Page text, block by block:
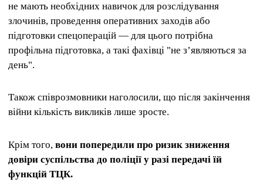
не мають необхідних навичок для розслідування
злочинів, проведення оперативних заходів або
підготовки спецоперацій — для цього потрібна
профільна підготовка, а такі фахівці "не з’являються за
день".
Також співрозмовники наголосили, що після закінчення
війни кількість викликів лише зросте.
Крім того, вони попередили про ризик зниження
довіри суспільства до поліції у разі передачі їй
функцій ТЦК.